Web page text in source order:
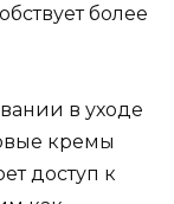
более
в уходе
кремы
доступ к